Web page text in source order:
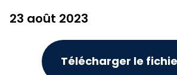
23 août 2023
Télécharger le